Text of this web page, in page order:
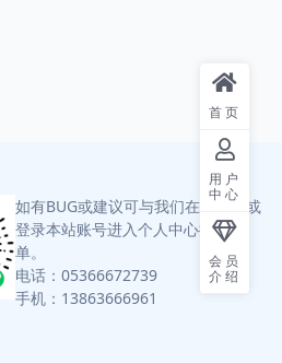
如有BUG或建议可与我们在线联系或
登录本站账号进入个人中心提交工
单。
电话：05366672739
手机：13863666961
首页
用户
中心
会员
介绍